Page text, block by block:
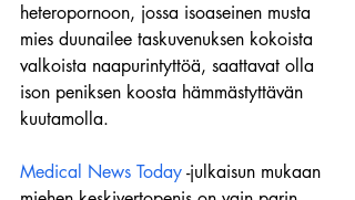
heteropornoon, jossa isoaseinen musta
mies duunailee taskuvenuksen kokoista
valkoista naapurintyttöä, saattavat olla
ison peniksen koosta hämmästyttävän
kuutamolla.
Medical News Today -julkaisun mukaan